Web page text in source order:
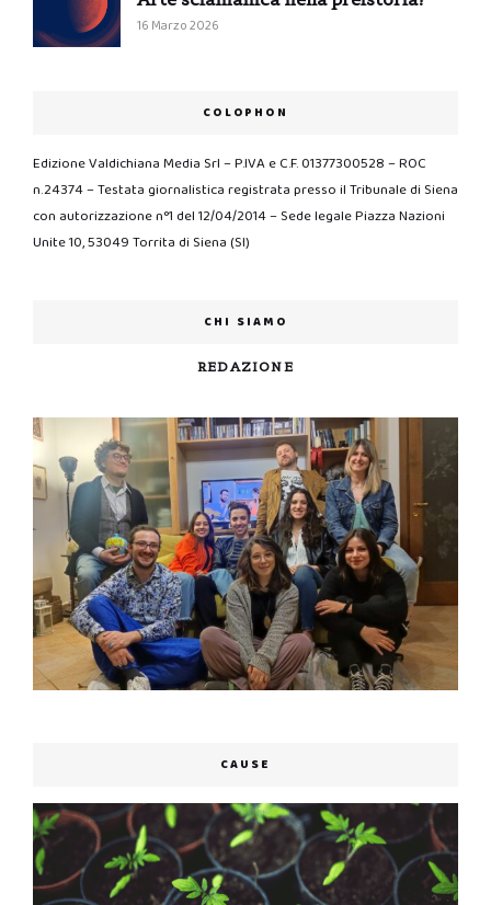
16 Marzo 2026
COLOPHON
Edizione Valdichiana Media Srl – P.IVA e C.F. 01377300528 – ROC
n.24374 – Testata giornalistica registrata presso il Tribunale di Siena
con autorizzazione n°1 del 12/04/2014 – Sede legale Piazza Nazioni
Unite 10, 53049 Torrita di Siena (SI)
CHI SIAMO
REDAZIONE
CAUSE